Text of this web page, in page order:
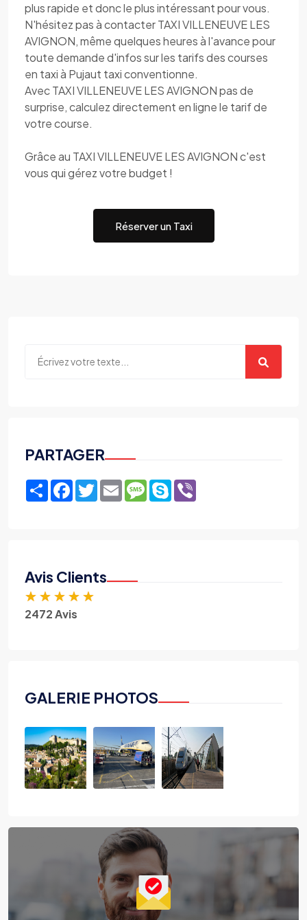
plus rapide et donc le plus intéressant pour vous.
N'hésitez pas à contacter TAXI VILLENEUVE LES
AVIGNON, même quelques heures à l'avance pour
toute demande d'infos sur les tarifs des courses
en taxi à Pujaut taxi conventionne.
Avec TAXI VILLENEUVE LES AVIGNON pas de
surprise, calculez directement en ligne le tarif de
votre course.
Grâce au TAXI VILLENEUVE LES AVIGNON c'est
vous qui gérez votre budget !
Réserver un Taxi
PARTAGER
ShareFacebook
TwitterEmailMessage
Skype
Avis Clients
★ ★ ★ ★ ★
2472 Avis
GALERIE PHOTOS